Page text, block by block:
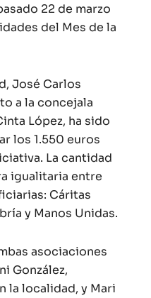
22 de marzo
del Mes de la
José Carlos
a la concejala
López, ha sido
los 1.550 euros
La cantidad
igualitaria entre
Cáritas
y Manos Unidas.
asociaciones
González,
la localidad, y Mari